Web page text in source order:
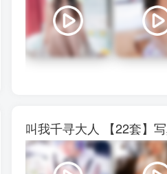
叫我千寻大人 【22套】